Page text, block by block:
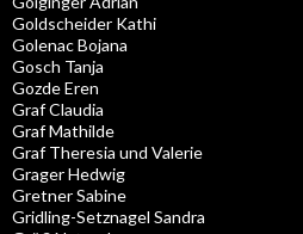
Goldscheider Kathi
Golenac Bojana
Gosch Tanja
Gozde Eren
Graf Claudia
Graf Mathilde
Graf Theresia und Valerie
Grager Hedwig
Gretner Sabine
Gridling-Setznagel Sandra